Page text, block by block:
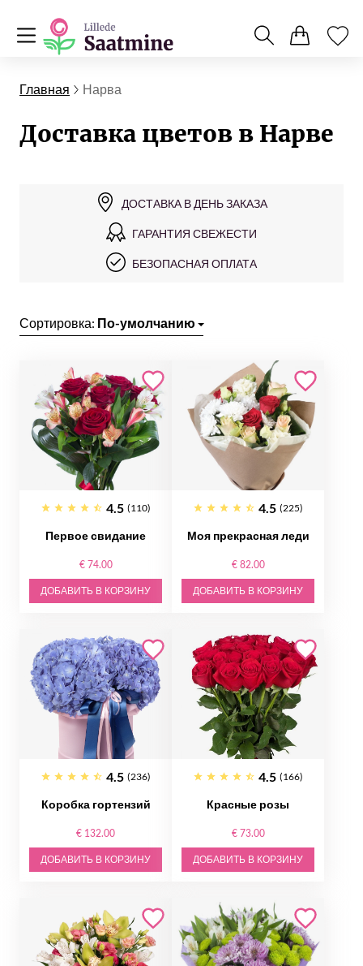
Главная Нарва
Доставка цветов в Нарве
ДОСТАВКА В ДЕНЬ ЗАКАЗА
ГАРАНТИЯ СВЕЖЕСТИ
БЕЗОПАСНАЯ ОПЛАТА
Сортировка: По-умолчанию
4.5 (110)
Первое свидание
€ 74.00
ДОБАВИТЬ В КОРЗИНУ
4.5 (225)
Моя прекрасная леди
€ 82.00
ДОБАВИТЬ В КОРЗИНУ
4.5 (236)
Коробка гортензий
€ 132.00
ДОБАВИТЬ В КОРЗИНУ
4.5 (166)
Красные розы
€ 73.00
ДОБАВИТЬ В КОРЗИНУ